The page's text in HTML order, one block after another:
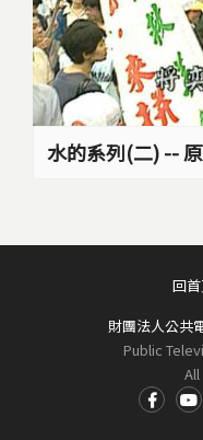
水的系列(二) --
財團法人公共
Public
回